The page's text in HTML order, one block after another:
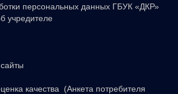
персональных данных ГБУК «ДКР»
учредителе
качества (Анкета потребителя